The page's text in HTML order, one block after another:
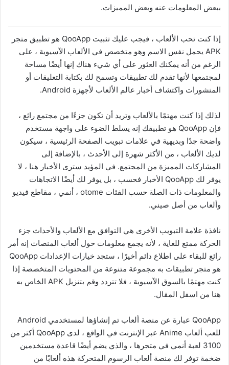
ببعض المعلومات عنه وبعض المميزات.
إذا كنت تحب الألعاب ، فيجب عليك تثبيت QooApp هو تطبيق متجر
APK يحمل نفس الاسم وهو متخصص في الألعاب الآسيوية ، على
الرغم من أنه يمكنك العثور على أي شيء هناك إنها أيضًا مساحة
لمجتمعها لأنها تقدم لك تطبيقات وتسمح لك بكتابة التعليقات أو
المنشورات واكتشاف أخبار عالم الألعاب لأجهزة Android.
لذلك إذا كنت مهتمًا بالألعاب وتريد أن تكون جزءًا من مجتمع رائع ،
فإن QooApp هو تطبيقك إنه يسلط الضوء على واجهة مستخدم
واضحة جدًا وبديهية في علامات تبويب الصفحة الرئيسية ، سيكون
لديك الألعاب ، من الأكثر شهرة إلى الأحدث ، بالإضافة إلى
المشاركات المميزة من المجتمع. في المؤيد سترى الأخبار هنا ، لا
يوفر لك QooApp الأخبار فحسب ، بل يوفر لك أيضًا الاتجاهات
والمعلومات ذات الصلة حسب الفئات otome ، أنمي ، مقاطع فيديو
وألعاب من أصل صيني.
نافذة علامة التبويب الأخرى هي التوافق مع الألعاب والأحداث جزء
الحركة ممتع للغاية ، لأنه يجمع معلومات حول ألعاب المنصات إنه أمر
رائع للبقاء على اطلاع دائم أخيرًا ، ستجد خيارات الإعدادات QooApp
هو متجر تطبيقات به مجموعة متنوعة من المحتويات المتخصصة إذا
كنت مهتمًا بالسوق الآسيوية ، فلا تتردد وقم بتنزيل APK الخاص به
هنا من اسفل المقال.
QooApp عبارة عن منصة ألعاب تم إنشاؤها لمستخدمي Android
للعب ألعاب Anime عبر الإنترنت في الواقع ، لدى QooApp أكثر من
3100 لعبة أنمي في متجرها ، والذي يضم أيضًا قاعدة مستخدمين
ضخمة توفر لك منصة ألعاب الرسوم المتحركة هذه ألعابًا من